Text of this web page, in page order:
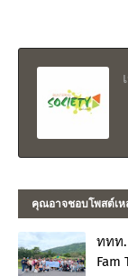
คุณอาจชอบโพสต์เห
ททท.
Fam